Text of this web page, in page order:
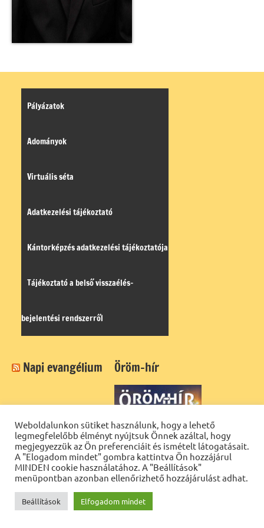
Pályázatok
Adományok
Virtuális séta
Adatkezelési tájékoztató
Kántorképzés adatkezelési tájékoztatója
Tájékoztató a belső visszaélés-
bejelentési rendszerről
Napi evangélium Öröm-hír
Weboldalunkon sütiket használunk, hogy a lehető
legmegfelelőbb élményt nyújtsuk Önnek azáltal, hogy
megjegyezzük az Ön preferenciáit és ismételt látogatásait.
A "Elogadom mindet" gombra kattintva Ön hozzájárul
MINDEN cookie használatához. A "Beállítások"
menüpontban azonban ellenőrizhető hozzájárulást adhat.
Beállítások Elfogadom mindet